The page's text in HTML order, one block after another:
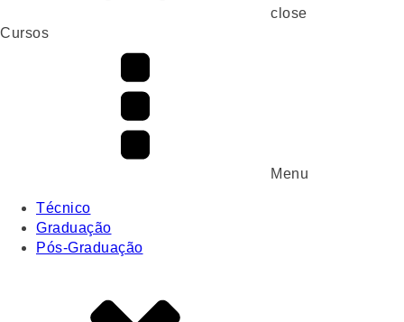
close
Cursos
Menu
Técnico
Graduação
Pós-Graduação